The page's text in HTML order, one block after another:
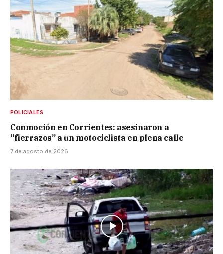
POLICIALES
Conmoción en Corrientes: asesinaron a
“fierrazos” a un motociclista en plena calle
7 de agosto de 2026